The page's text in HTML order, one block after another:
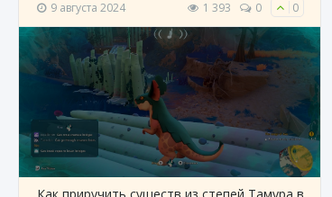
9 августа 2024 1 393 0 0